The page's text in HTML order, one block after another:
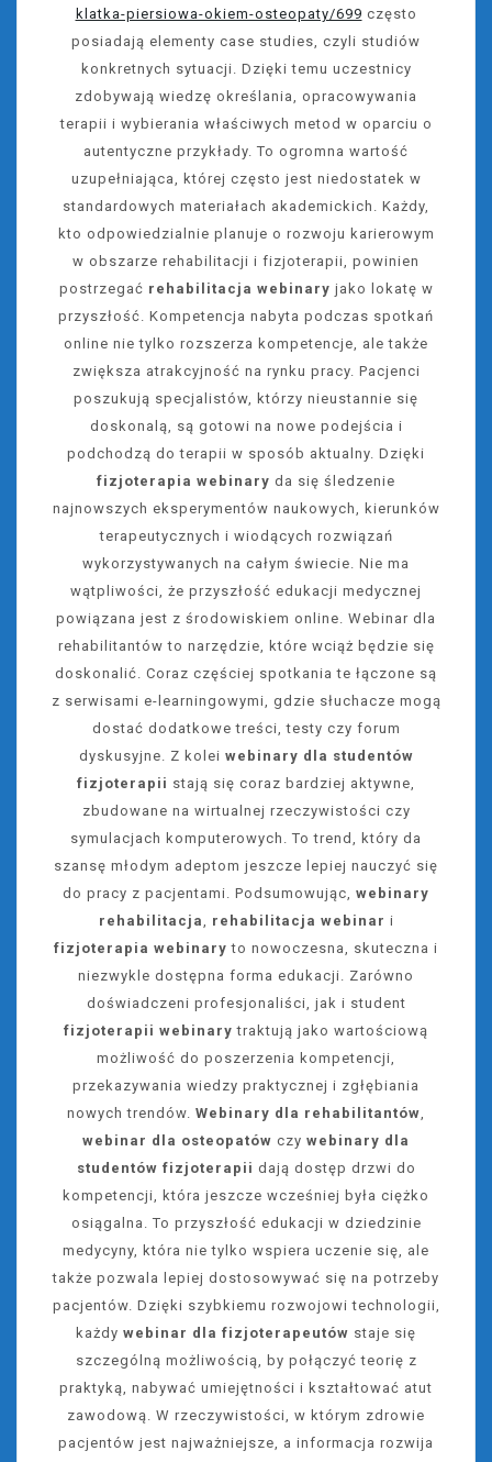
klatka-piersiowa-okiem-osteopaty/699 często
posiadają elementy case studies, czyli studiów
konkretnych sytuacji. Dzięki temu uczestnicy
zdobywają wiedzę określania, opracowywania
terapii i wybierania właściwych metod w oparciu o
autentyczne przykłady. To ogromna wartość
uzupełniająca, której często jest niedostatek w
standardowych materiałach akademickich. Każdy,
kto odpowiedzialnie planuje o rozwoju karierowym
w obszarze rehabilitacji i fizjoterapii, powinien
postrzegać rehabilitacja webinary jako lokatę w
przyszłość. Kompetencja nabyta podczas spotkań
online nie tylko rozszerza kompetencje, ale także
zwiększa atrakcyjność na rynku pracy. Pacjenci
poszukują specjalistów, którzy nieustannie się
doskonalą, są gotowi na nowe podejścia i
podchodzą do terapii w sposób aktualny. Dzięki
fizjoterapia webinary da się śledzenie
najnowszych eksperymentów naukowych, kierunków
terapeutycznych i wiodących rozwiązań
wykorzystywanych na całym świecie. Nie ma
wątpliwości, że przyszłość edukacji medycznej
powiązana jest z środowiskiem online. Webinar dla
rehabilitantów to narzędzie, które wciąż będzie się
doskonalić. Coraz częściej spotkania te łączone są
z serwisami e-learningowymi, gdzie słuchacze mogą
dostać dodatkowe treści, testy czy forum
dyskusyjne. Z kolei webinary dla studentów
fizjoterapii stają się coraz bardziej aktywne,
zbudowane na wirtualnej rzeczywistości czy
symulacjach komputerowych. To trend, który da
szansę młodym adeptom jeszcze lepiej nauczyć się
do pracy z pacjentami. Podsumowując, webinary
rehabilitacja
rehabilitacja webinar i
fizjoterapia webinary to nowoczesna, skuteczna i
niezwykle dostępna forma edukacji. Zarówno
doświadczeni profesjonaliści, jak i student
fizjoterapii webinary traktują jako wartościową
możliwość do poszerzenia kompetencji,
przekazywania wiedzy praktycznej i zgłębiania
nowych trendów. Webinary dla rehabilitantów
webinar dla osteopatów czy webinary dla
studentów fizjoterapii dają dostęp drzwi do
kompetencji, która jeszcze wcześniej była ciężko
osiągalna. To przyszłość edukacji w dziedzinie
medycyny, która nie tylko wspiera uczenie się, ale
także pozwala lepiej dostosowywać się na potrzeby
pacjentów. Dzięki szybkiemu rozwojowi technologii,
każdy webinar dla fizjoterapeutów staje się
szczególną możliwością, by połączyć teorię z
praktyką, nabywać umiejętności i kształtować atut
zawodową. W rzeczywistości, w którym zdrowie
pacjentów jest najważniejsze, a informacja rozwija